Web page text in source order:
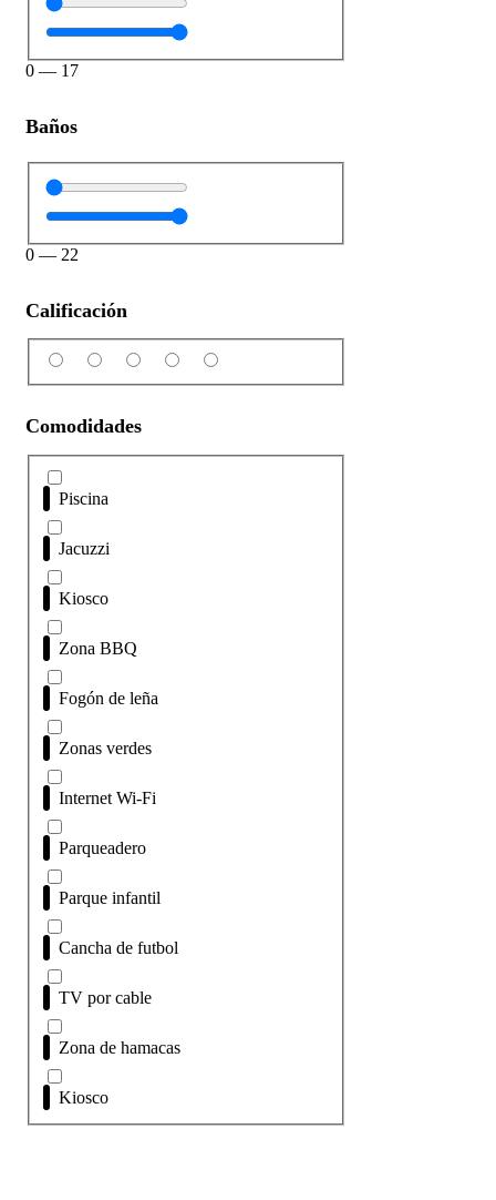
0 — 17
Baños
0 — 22
Calificación
Comodidades
Piscina
Jacuzzi
Kiosco
Zona BBQ
Fogón de leña
Zonas verdes
Internet Wi-Fi
Parqueadero
Parque infantil
Cancha de futbol
TV por cable
Zona de hamacas
Kiosco